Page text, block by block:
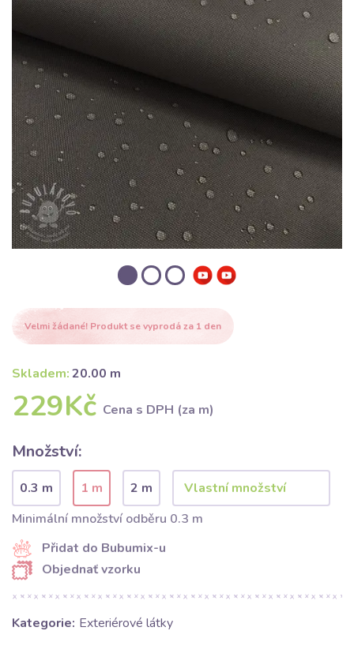
Velmi žádané! Produkt se vyprodá za 1 den
Skladem:20.00 m
229Kč Cena s DPH (za m)
Množství:
0.3 m 1 m
2 m
Minimální množství odběru 0.3 m
Přidat do Bubumix-u
Objednať vzorku
Kategorie: Exteriérové látky